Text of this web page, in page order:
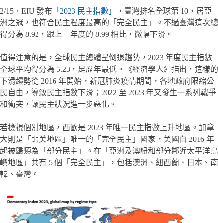
2/15，EIU 發布 「2023 民主指數」
，臺灣排名全球第 10，居亞
洲之冠，也符合民主程度最高的「完全民主」。不過臺灣這次總
得分為 8.92，跟上一年度的 8.99 相比，微幅下滑。
值得注意的是，全球民主總體呈倒退趨勢，2023 年度民主指數
全球平均得分為 5.23，是歷年最低。《經濟學人》指出，這樣的
下滑趨勢從 2016 年開始，新冠肺炎疫情期間，各地政府限縮公
民自由，導致民主指數下滑；2022 至 2023 年又發生一系列戰爭
和衝突，讓民主狀況進一步惡化。
若檢視個別地區，西歐是 2023 年唯一民主指數上升地區。加拿
大則是「北美地區」唯一的「完全民主」國家，美國自 2016 年
起被歸類為「部分民主」。在「亞洲及澳紐和部分鄰近太平洋島
嶼地區」共有 5 個「完全民主」，包括澳洲、紐西蘭、日本、南
韓、臺灣。